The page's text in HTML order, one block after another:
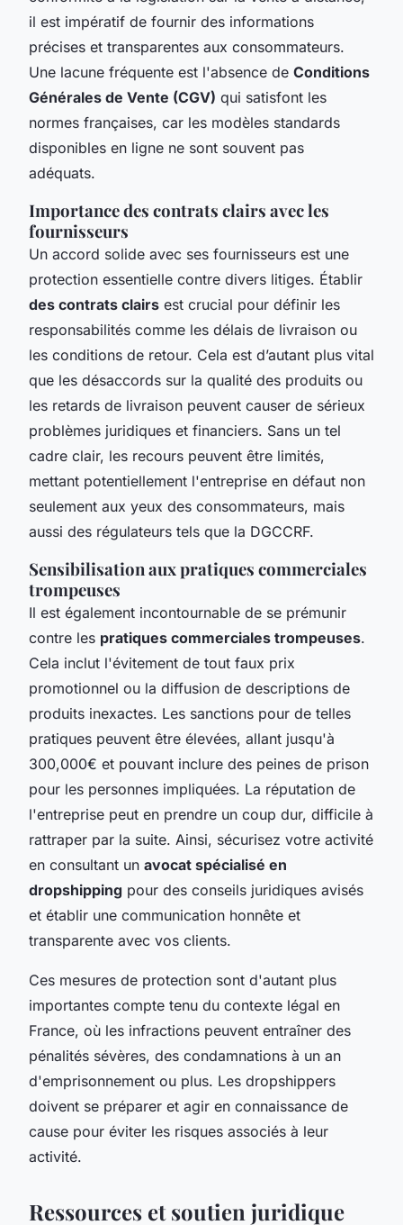
il est impératif de fournir des informations
précises et transparentes aux consommateurs.
Une lacune fréquente est l'absence de Conditions
Générales de Vente (CGV) qui satisfont les
normes françaises, car les modèles standards
disponibles en ligne ne sont souvent pas
adéquats.
Importance des contrats clairs avec les
fournisseurs
Un accord solide avec ses fournisseurs est une
protection essentielle contre divers litiges. Établir
des contrats clairs est crucial pour définir les
responsabilités comme les délais de livraison ou
les conditions de retour. Cela est d’autant plus vital
que les désaccords sur la qualité des produits ou
les retards de livraison peuvent causer de sérieux
problèmes juridiques et financiers. Sans un tel
cadre clair, les recours peuvent être limités,
mettant potentiellement l'entreprise en défaut non
seulement aux yeux des consommateurs, mais
aussi des régulateurs tels que la DGCCRF.
Sensibilisation aux pratiques commerciales
trompeuses
Il est également incontournable de se prémunir
contre les pratiques commerciales trompeuses.
Cela inclut l'évitement de tout faux prix
promotionnel ou la diffusion de descriptions de
produits inexactes. Les sanctions pour de telles
pratiques peuvent être élevées, allant jusqu'à
300,000€ et pouvant inclure des peines de prison
pour les personnes impliquées. La réputation de
l'entreprise peut en prendre un coup dur, difficile à
rattraper par la suite. Ainsi, sécurisez votre activité
en consultant un avocat spécialisé en
dropshipping pour des conseils juridiques avisés
et établir une communication honnête et
transparente avec vos clients.
Ces mesures de protection sont d'autant plus
importantes compte tenu du contexte légal en
France, où les infractions peuvent entraîner des
pénalités sévères, des condamnations à un an
d'emprisonnement ou plus. Les dropshippers
doivent se préparer et agir en connaissance de
cause pour éviter les risques associés à leur
activité.
Ressources et soutien juridique